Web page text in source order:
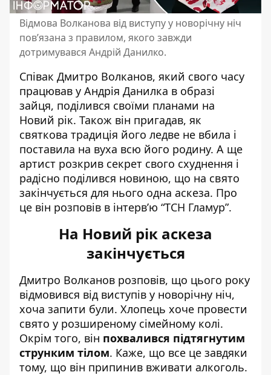
Відмова Волканова від виступу у новорічну ніч
пов’язана з правилом, якого завжди
дотримувався Андрій Данилко.
Співак Дмитро Волканов, який свого часу
працював у Андрія Данилка в образі
зайця, поділився своїми планами на
Новий рік. Також він пригадав, як
святкова традиція його ледве не вбила і
поставила на вуха всю його родину. А ще
артист розкрив секрет свого схуднення і
радісно поділився новиною, що на свято
закінчується для нього одна аскеза. Про
це він розповів в інтерв’ю “ТСН Гламур”.
На Новий рік аскеза
закінчується
Дмитро Волканов розповів, що цього року
відмовився від виступів у новорічну ніч,
хоча запити були. Хлопець хоче провести
свято у розширеному сімейному колі.
Окрім того, він похвалився підтягнутим
струнким тілом. Каже, що все це завдяки
тому, що він припинив вживати алкоголь.